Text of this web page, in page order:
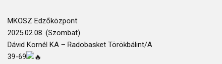
MKOSZ Edzőközpont
2025.02.08. (Szombat)
Dávid Kornél KA – Radobasket Törökbálint/A
39-69